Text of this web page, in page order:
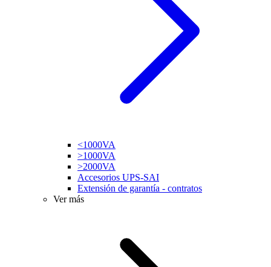
<1000VA
>1000VA
>2000VA
Accesorios UPS-SAI
Extensión de garantía - contratos
Ver más